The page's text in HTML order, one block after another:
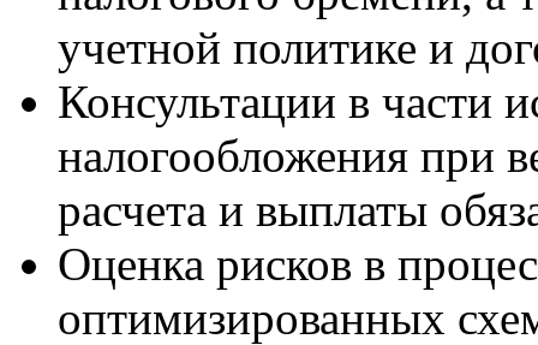
учетной политике и
Консультации в части
налогообложения при
расчета и выплаты
Оценка рисков в
оптимизированных